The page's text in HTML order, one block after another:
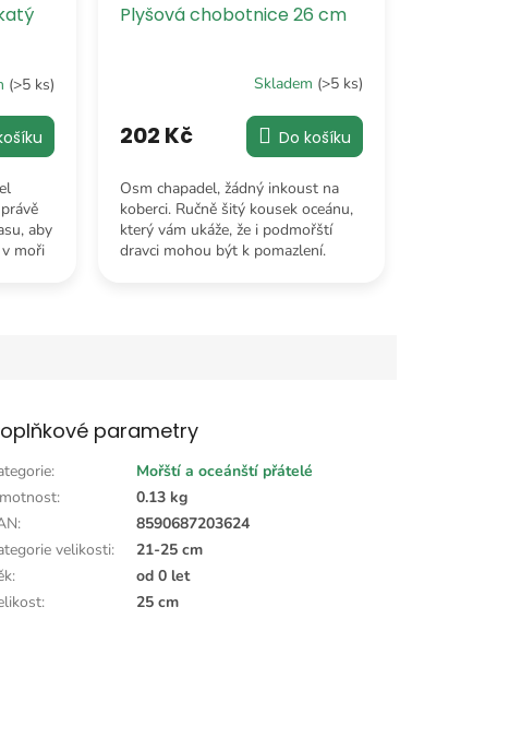
(>5 ks)
aby
moři
Plyšová chobotnice 26 cm
Skladem (>5 ks)
202 Kč Do košíku
Osm chapadel, žádný inkoust na
koberci. Ručně šitý kousek oceánu,
který vám ukáže, že i podmořští
dravci mohou být k pomazlení.
parametry
:
Mořští a oceánští přátelé
:
0.13 kg
:
8590687203624
velikosti:
21-25 cm
:
od 0 let
: 25 cm